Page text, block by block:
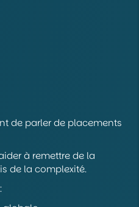
de parler de placements
à remettre de la
de la complexité.